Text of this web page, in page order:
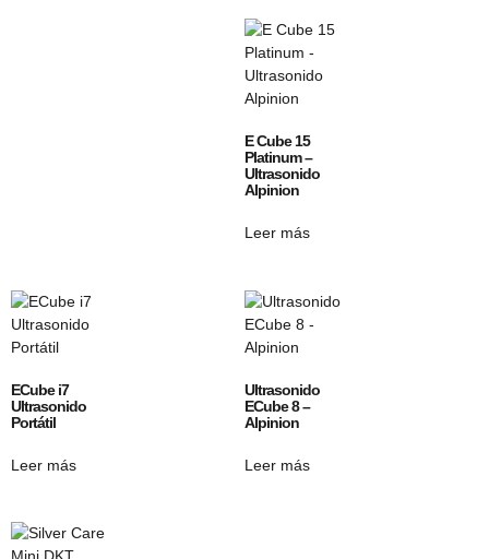
E Cube 15
Platinum –
Ultrasonido
Alpinion
Leer más
ECube i7
Ultrasonido
Portátil
Leer más
Ultrasonido
ECube 8 –
Alpinion
Leer más